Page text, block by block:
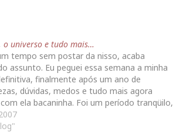
o universo e tudo mais…
tempo sem postar da nisso, acaba
assunto. Eu peguei essa semana a minha
finalmente após um ano de
dúvidas, medos e tudo mais agora
ela bacaninha. Foi um período tranqüilo,
multas ou blitzes, mas todo mundo
nessa época…